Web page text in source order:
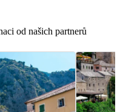
od našich partnerů